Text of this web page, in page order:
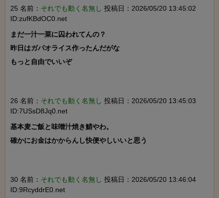
25 名前： それでも動く名無し 投稿日：2026/05/20 13:45:02
ID:zufKBdOC0.net
まだ一汁一菜に囚われてんの？
昨日はガパオライス作ったんだがな
もっと自由でいいぞ
26 名前： それでも動く名無し 投稿日：2026/05/20 13:45:03
ID:7USsD8Jq0.net
基本麦ご飯と味噌汁焼き鯖やわ。
確かにお金はかからんし快便やしいいと思う
30 名前： それでも動く名無し 投稿日：2026/05/20 13:46:04
ID:9RcyddrE0.net